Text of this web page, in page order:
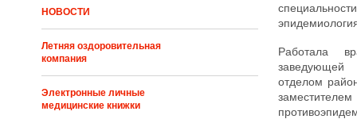
НОВОСТИ
Летняя оздоровительная
компания
Электронные личные
медицинские книжки
Работала
заведующей
отделом